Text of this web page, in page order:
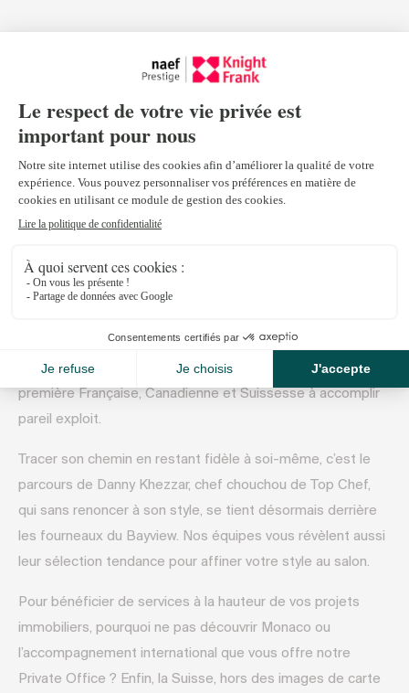
Select fait peau neuve. Notre magazine lifestyle se pare
d’une nouvelle identité pour mieux vous accompagner dans
vos envies de découverte et de tendances.
À travers cette nouvelle version, nous vous invitons à
découvrir des portraits de personnalités inspirantes, des
suggestions de tendances et d’évasion, qui vous invitent à
explorer de nouvelles perspectives Vous y trouverez
Suisse et à l’international.
par l’alpiniste Sophie Lavaud, qui vient de gravir son 14
dernier sommet de plus de 8’000 mètres, devenant la
première Française, Canadienne et Suissesse à accomplir
pareil exploit.
Tracer son chemin en restant fidèle à soi-même, c’est le
parcours de Danny Khezzar, chef chouchou de Top Chef,
qui sans renoncer à son style, se tient désormais derrière
les fourneaux du Bayview. Nos équipes vous révèlent aussi
leur sélection tendance pour affiner votre style au salon.
Pour bénéficier de services à la hauteur de vos projets
immobiliers, pourquoi ne pas découvrir Monaco ou
l’accompagnement international que vous offre notre
Private Office ? Enfin, la Suisse, hors des images de carte